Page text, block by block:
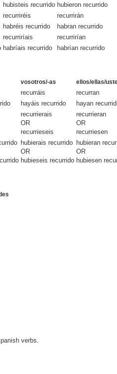
hubisteis recurrido hubieron recurrido
recurriréis
recurrirán
habréis recurrido
habran recurrido
recurriríais
recurrirían
habríais recurrido habrían recurrido
vosotros/-as ellos/ellas/
recurráis
recurran
hayáis recurrido hayan
recurrierais
OR
recurrieseis
recurrieran
OR
recurriesen
hubierais recurrido
OR
hubieseis recurrido
hubieran
OR
hubiesen
verbs.